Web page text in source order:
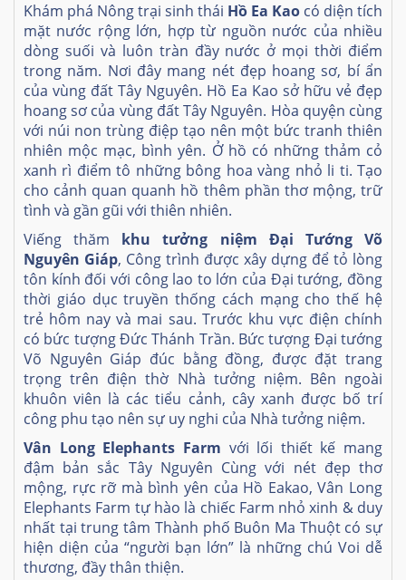
Khám phá Nông trại sinh thái Hồ Ea Kao có diện tích
mặt nước rộng lớn, hợp từ nguồn nước của nhiều
dòng suối và luôn tràn đầy nước ở mọi thời điểm
trong năm. Nơi đây mang nét đẹp hoang sơ, bí ẩn
của vùng đất Tây Nguyên. Hồ Ea Kao sở hữu vẻ đẹp
hoang sơ của vùng đất Tây Nguyên. Hòa quyện cùng
với núi non trùng điệp tạo nên một bức tranh thiên
nhiên mộc mạc, bình yên. Ở hồ có những thảm cỏ
xanh rì điểm tô những bông hoa vàng nhỏ li ti. Tạo
cho cảnh quan quanh hồ thêm phần thơ mộng, trữ
tình và gần gũi với thiên nhiên.
Viếng thăm khu tưởng niệm Đại Tướng Võ
Nguyên Giáp, Công trình được xây dựng để tỏ lòng
tôn kính đối với công lao to lớn của Đại tướng, đồng
thời giáo dục truyền thống cách mạng cho thế hệ
trẻ hôm nay và mai sau. Trước khu vực điện chính
có bức tượng Đức Thánh Trần. Bức tượng Đại tướng
Võ Nguyên Giáp đúc bằng đồng, được đặt trang
trọng trên điện thờ Nhà tưởng niệm. Bên ngoài
khuôn viên là các tiểu cảnh, cây xanh được bố trí
công phu tạo nên sự uy nghi của Nhà tưởng niệm.
Vân Long Elephants Farm với lối thiết kế mang
đậm bản sắc Tây Nguyên Cùng với nét đẹp thơ
mộng, rực rỡ mà bình yên của Hồ Eakao, Vân Long
Elephants Farm tự hào là chiếc Farm nhỏ xinh & duy
nhất tại trung tâm Thành phố Buôn Ma Thuột có sự
hiện diện của “người bạn lớn” là những chú Voi dễ
thương, đầy thân thiện.